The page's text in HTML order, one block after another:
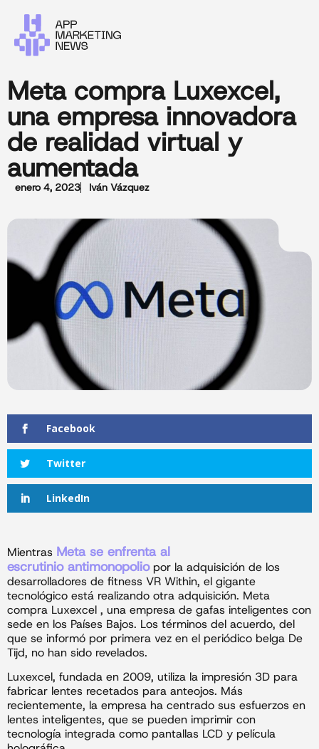
Meta compra Luxexcel,
una empresa innovadora
de realidad virtual y
aumentada
enero 4, 2023 Iván Vázquez
Facebook
Twitter
LinkedIn
Mientras Meta se enfrenta al
escrutinio antimonopoliopor la adquisición de los
desarrolladores de fitness VR Within, el gigante
tecnológico está realizando otra adquisición. Meta
compra Luxexcel , una empresa de gafas inteligentes con
sede en los Países Bajos. Los términos del acuerdo, del
que se informó por primera vez en el periódico belga De
Tijd, no han sido revelados.
Luxexcel, fundada en 2009, utiliza la impresión 3D para
fabricar lentes recetados para anteojos. Más
recientemente, la empresa ha centrado sus esfuerzos en
lentes inteligentes, que se pueden imprimir con
tecnología integrada como pantallas LCD y película